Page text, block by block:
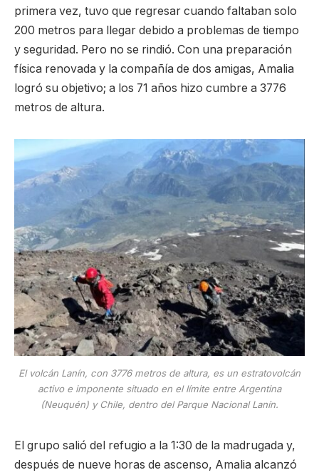
primera vez, tuvo que regresar cuando faltaban solo
200 metros para llegar debido a problemas de tiempo
y seguridad. Pero no se rindió. Con una preparación
física renovada y la compañía de dos amigas, Amalia
logró su objetivo; a los 71 años hizo cumbre a 3776
metros de altura.
El volcán Lanín, con 3776 metros de altura, es un estratovolcán
activo e imponente situado en el límite entre Argentina
(Neuquén) y Chile, dentro del Parque Nacional Lanín.
El grupo salió del refugio a la 1:30 de la madrugada y,
después de nueve horas de ascenso, Amalia alcanzó